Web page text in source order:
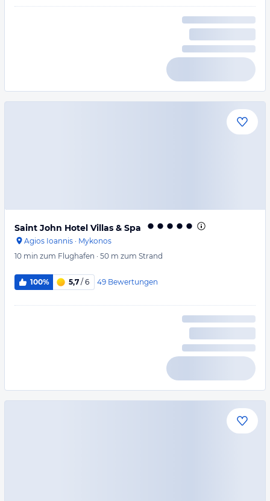
Saint John Hotel Villas & Spa
Agios Ioannis · Mykonos
10 min zum Flughafen · 50 m zum Strand
100% 5,7 / 6 49 Bewertungen